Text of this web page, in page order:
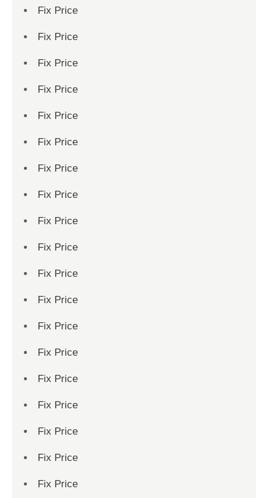
Fix Price
Fix Price
Fix Price
Fix Price
Fix Price
Fix Price
Fix Price
Fix Price
Fix Price
Fix Price
Fix Price
Fix Price
Fix Price
Fix Price
Fix Price
Fix Price
Fix Price
Fix Price
Fix Price